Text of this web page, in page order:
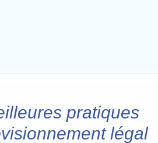
pratiques
légal